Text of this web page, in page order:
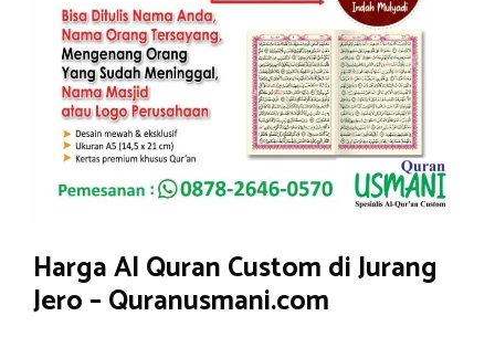
Harga Al Quran Custom di Jurang
Jero – Quranusmani.com